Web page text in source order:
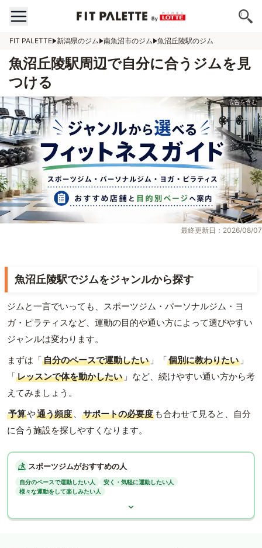
FIT PALETTE 新潟県のジム 南魚沼市のジム 魚沼丘陵駅のジム
魚沼丘陵駅周辺で自分に合うジムを見
つける
最終更新日：2026/08/07
魚沼丘陵駅でジムをジャンルから探す
ジムと一言でいっても、スポーツジム・パーソナルジム・ヨ
ガ・ピラティスなど、運動の目的や通い方によって選びやすい
ジャンルは変わります。
まずは「自分のペースで運動したい 」「個別に教わりたい 」
「レッスンで体を動かしたい 」など、続けやすい通い方から考
えてみましょう。
予算や通う頻度 、 サポートの必要度 も合わせて見ると、自分
に合う施設を探しやすくなります。
スポーツジムがおすすめの人
自分のペースで運動したい人
安く・気軽に運動したい人
様々な運動をして楽しみたい人